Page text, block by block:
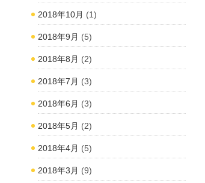
2018年10月 (1)
2018年9月 (5)
2018年8月 (2)
2018年7月 (3)
2018年6月 (3)
2018年5月 (2)
2018年4月 (5)
2018年3月 (9)